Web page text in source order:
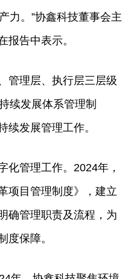
力。”协鑫科技董事会主
报告中表示。
理层、执行层三层级
续发展体系管理制
续发展管理工作。
管理工作。2024年，
项目管理制度》，建立
确管理职责及流程，为
度保障。